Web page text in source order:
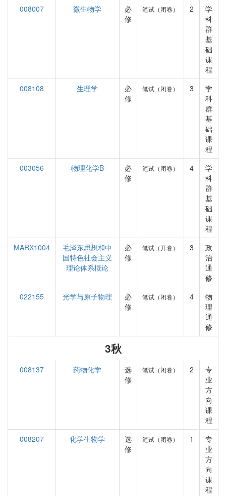
008007 微生物学
必
修
笔试（闭卷） 2
学
科
群
基
础
课
程
008108
生理学
必
修
笔试（闭卷） 3
学
科
群
基
础
课
程
003056
物理化学B
必
修
笔试（闭卷） 4
学
科
群
基
础
课
程
MARX1004
毛泽东思想和中
国特色社会主义
理论体系概论
必
修
笔试（开卷） 3
政
治
通
修
022155
光学与原子物理
必
修
笔试（闭卷） 4
物
理
通
修
3秋
008137 药物化学
选
修
笔试（闭卷） 2
专
业
方
向
课
程
008207
化学生物学
选
修
笔试（闭卷） 1
专
业
方
向
课
程